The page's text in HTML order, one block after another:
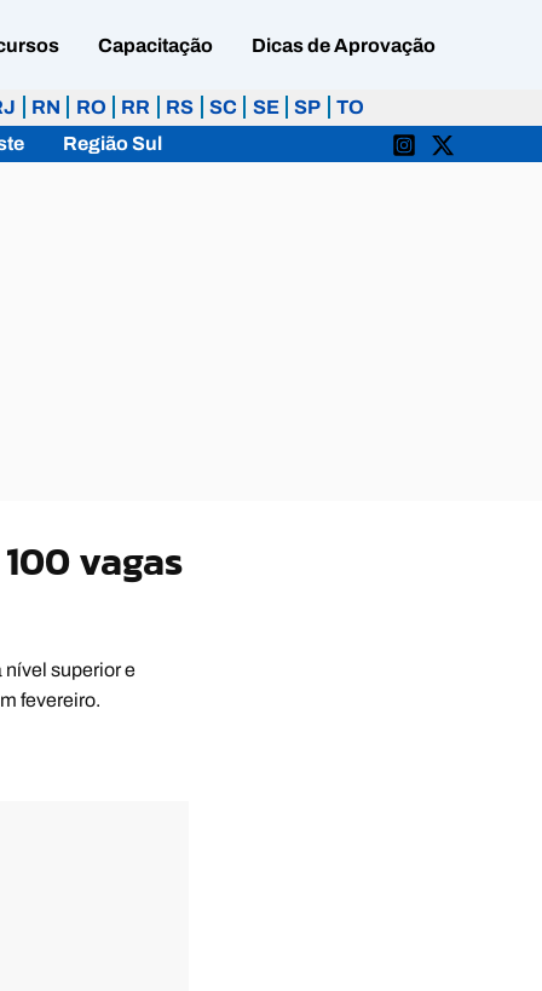
Capacitação Dicas de Aprovação
RN RO RR RS SC SE SP
TO
Região Sul
vagas
nível superior e
fevereiro.